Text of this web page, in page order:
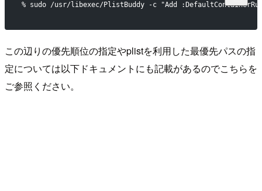
% sudo /usr/libexec/PlistBuddy -c "Add
この辺りの優先順位の指定やplistを利用した最優先パスの指
定については以下ドキュメントにも記載があるのでこちらを
ご参照ください。